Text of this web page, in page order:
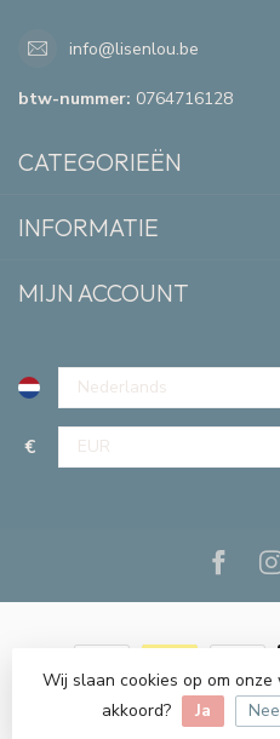
info@lisenlou.be
btw-nummer: 0764716128
CATEGORIEËN
INFORMATIE
MIJN ACCOUNT
€
© Copyright
Wij slaan cookies op om
akkoord?
Ja Nee